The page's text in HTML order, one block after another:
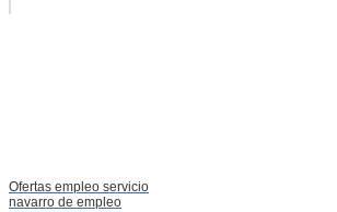
Ofertas empleo servicio
navarro de empleo